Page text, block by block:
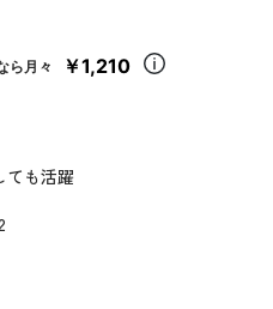
ら月々 ￥1,210
ても活躍